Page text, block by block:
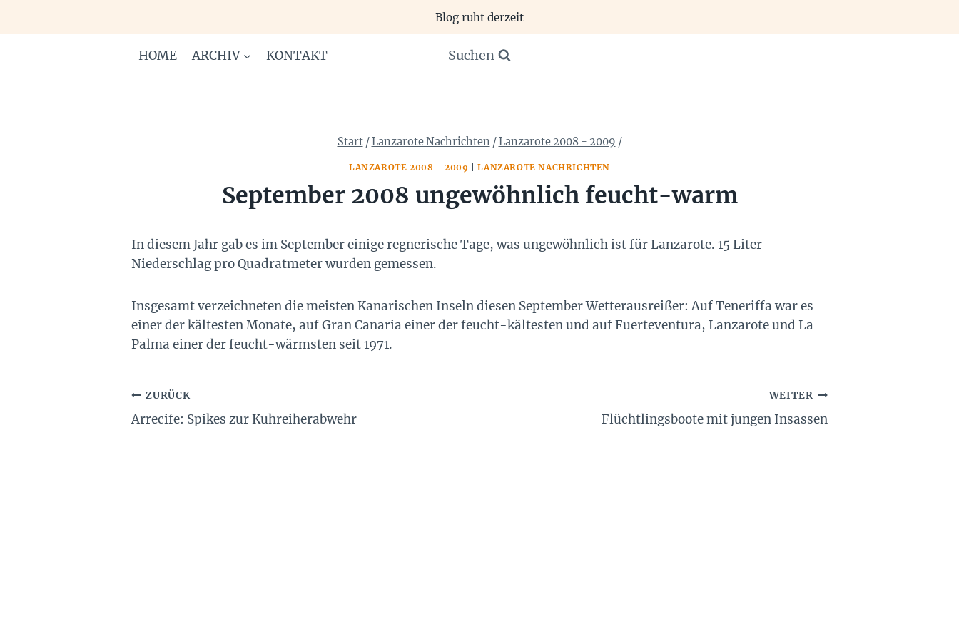
Blog ruht derzeit
HOME ARCHIV KONTAKT Suchen
Start /Lanzarote Nachrichten /Lanzarote 2008 - 2009 /
LANZAROTE 2008 - 2009 |LANZAROTE NACHRICHTEN
September 2008 ungewöhnlich feucht-warm
In diesem Jahr gab es im September einige regnerische Tage, was ungewöhnlich ist für Lanzarote. 15 Liter
Niederschlag pro Quadratmeter wurden gemessen.
Insgesamt verzeichneten die meisten Kanarischen Inseln diesen September Wetterausreißer: Auf Teneriffa war es
einer der kältesten Monate, auf Gran Canaria einer der feucht-kältesten und auf Fuerteventura, Lanzarote und La
Palma einer der feucht-wärmsten seit 1971.
Beitragsnavigation
ZURÜCK
Arrecife: Spikes zur Kuhreiherabwehr
WEITER
Flüchtlingsboote mit jungen Insassen